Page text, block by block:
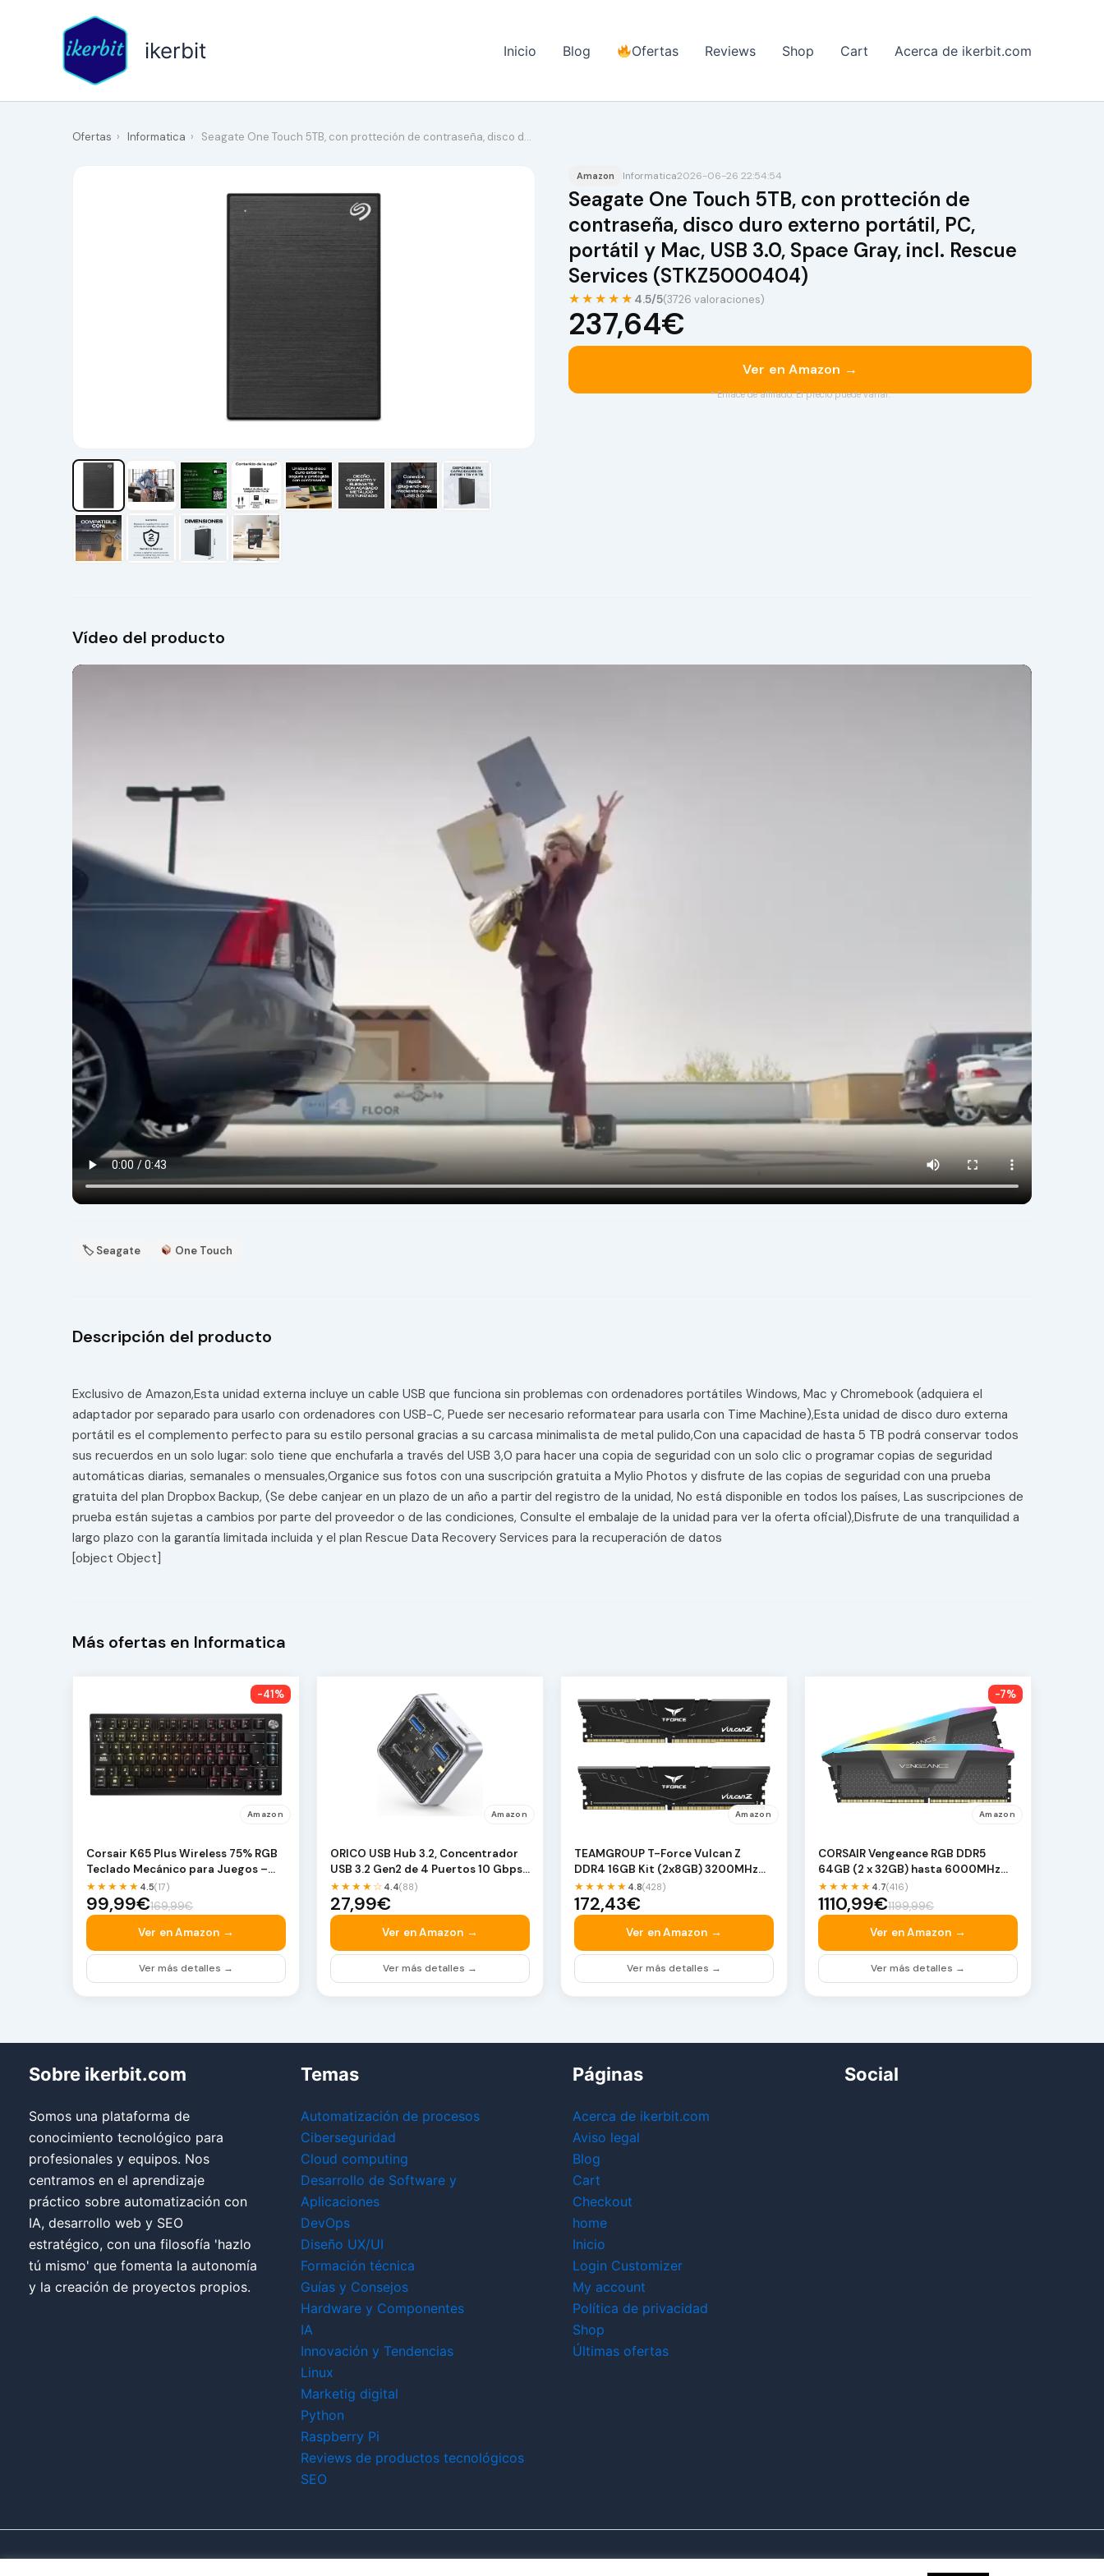
ikerbit Inicio Blog Ofertas Reviews Shop Cart Acerca de ikerbit.com
Ofertas › Informatica › Seagate One Touch 5TB, con protteción de contraseña, disco d…
Amazon Informatica2026-06-26 22:54:54
Seagate One Touch 5TB, con protteción de
contraseña, disco duro externo portátil, PC,
portátil y Mac, USB 3.0, Space Gray, incl. Rescue
Services (STKZ5000404)
★★★★★ 4.5/5(3726 valoraciones)
237,64€
Ver en Amazon →
* Enlace de afiliado. El precio puede variar.
Vídeo del producto
🏷 Seagate One Touch
Descripción del producto
Exclusivo de Amazon,Esta unidad externa incluye un cable USB que funciona sin problemas con ordenadores portátiles Windows, Mac y Chromebook (adquiera el
adaptador por separado para usarlo con ordenadores con USB-C, Puede ser necesario reformatear para usarla con Time Machine),Esta unidad de disco duro externa
portátil es el complemento perfecto para su estilo personal gracias a su carcasa minimalista de metal pulido,Con una capacidad de hasta 5 TB podrá conservar todos
sus recuerdos en un solo lugar: solo tiene que enchufarla a través del USB 3,0 para hacer una copia de seguridad con un solo clic o programar copias de seguridad
automáticas diarias, semanales o mensuales,Organice sus fotos con una suscripción gratuita a Mylio Photos y disfrute de las copias de seguridad con una prueba
gratuita del plan Dropbox Backup, (Se debe canjear en un plazo de un año a partir del registro de la unidad, No está disponible en todos los países, Las suscripciones de
prueba están sujetas a cambios por parte del proveedor o de las condiciones, Consulte el embalaje de la unidad para ver la oferta oficial),Disfrute de una tranquilidad a
largo plazo con la garantía limitada incluida y el plan Rescue Data Recovery Services para la recuperación de datos
[object Object]
Más ofertas en Informatica
-41%
Amazon
Corsair K65 Plus Wireless 75% RGB
Teclado Mecánico para Juegos –
Negro | QWERTY…
★★★★★ 4.5(17)
99,99€169,99€
Ver en Amazon →
Ver más detalles →
Amazon
ORICO USB Hub 3.2, Concentrador
USB 3.2 Gen2 de 4 Puertos 10 Gbps,
2 Puertos US…
★★★★☆ 4.4(88)
27,99€
Ver en Amazon →
Ver más detalles →
Amazon
TEAMGROUP T-Force Vulcan Z
DDR4 16GB Kit (2x8GB) 3200MHz
(PC4-25600) CL16 Módul…
★★★★★ 4.8(428)
172,43€
Ver en Amazon →
Ver más detalles →
-7%
Amazon
CORSAIR Vengeance RGB DDR5
64GB (2 x 32GB) hasta 6000MHz
AMD Intel RAM | Memori…
★★★★★ 4.7(416)
1110,99€1199,99€
Ver en Amazon →
Ver más detalles →
Sobre ikerbit.com
Somos una plataforma de
conocimiento tecnológico para
profesionales y equipos. Nos
centramos en el aprendizaje
práctico sobre automatización con
IA, desarrollo web y SEO
estratégico, con una filosofía 'hazlo
tú mismo' que fomenta la autonomía
y la creación de proyectos propios.
Temas
Automatización de procesos
Ciberseguridad
Cloud computing
Desarrollo de Software y
Aplicaciones
DevOps
Diseño UX/UI
Formación técnica
Guías y Consejos
Hardware y Componentes
IA
Innovación y Tendencias
Linux
Marketig digital
Python
Raspberry Pi
Reviews de productos tecnológicos
SEO
Páginas
Acerca de ikerbit.com
Aviso legal
Blog
Cart
Checkout
home
Inicio
Login Customizer
My account
Política de privacidad
Shop
Últimas ofertas
Social